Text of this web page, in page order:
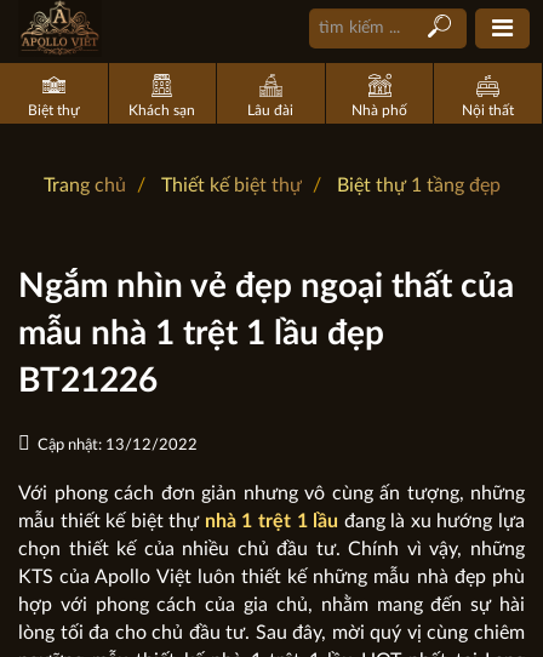
Biệt thự Khách sạn Lâu đài Nhà phố Nội thất
Trang chủ Thiết kế biệt thự Biệt thự 1 tầng đẹp
Ngắm nhìn vẻ đẹp ngoại thất của
mẫu nhà 1 trệt 1 lầu đẹp
BT21226
Cập nhật: 13/12/2022
Với phong cách đơn giản nhưng vô cùng ấn tượng, những
mẫu thiết kế biệt thự nhà 1 trệt 1 lầu đang là xu hướng lựa
chọn thiết kế của nhiều chủ đầu tư. Chính vì vậy, những
KTS của Apollo Việt luôn thiết kế những mẫu nhà đẹp phù
hợp với phong cách của gia chủ, nhằm mang đến sự hài
lòng tối đa cho chủ đầu tư. Sau đây, mời quý vị cùng chiêm